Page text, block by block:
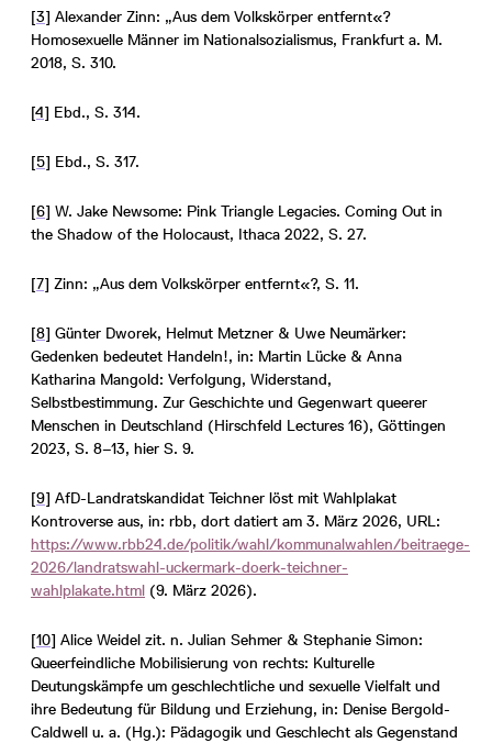
[3] Alexander Zinn: „Aus dem Volkskörper entfernt«?
Homosexuelle Männer im Nationalsozialismus, Frankfurt a. M.
2018, S. 310.
[4] Ebd., S. 314.
[5] Ebd., S. 317.
[6] W. Jake Newsome: Pink Triangle Legacies. Coming Out in
the Shadow of the Holocaust, Ithaca 2022, S. 27.
[7] Zinn: „Aus dem Volkskörper entfernt«?, S. 11.
[8] Günter Dworek, Helmut Metzner & Uwe Neumärker:
Gedenken bedeutet Handeln!, in: Martin Lücke & Anna
Katharina Mangold: Verfolgung, Widerstand,
Selbstbestimmung. Zur Geschichte und Gegenwart queerer
Menschen in Deutschland (Hirschfeld Lectures 16), Göttingen
2023, S. 8–13, hier S. 9.
[9] AfD-Landratskandidat Teichner löst mit Wahlplakat
Kontroverse aus, in: rbb, dort datiert am 3. März 2026, URL:
https://www.rbb24.de/politik/wahl/kommunalwahlen/beitraege-
2026/landratswahl-uckermark-doerk-teichner-
wahlplakate.html (9. März 2026).
[10] Alice Weidel zit. n. Julian Sehmer & Stephanie Simon:
Queerfeindliche Mobilisierung von rechts: Kulturelle
Deutungskämpfe um geschlechtliche und sexuelle Vielfalt und
ihre Bedeutung für Bildung und Erziehung, in: Denise Bergold-
Caldwell u. a. (Hg.): Pädagogik und Geschlecht als Gegenstand